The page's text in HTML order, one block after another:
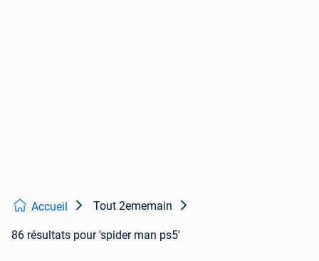
Accueil Tout 2ememain
86 résultats pour 'spider man ps5'